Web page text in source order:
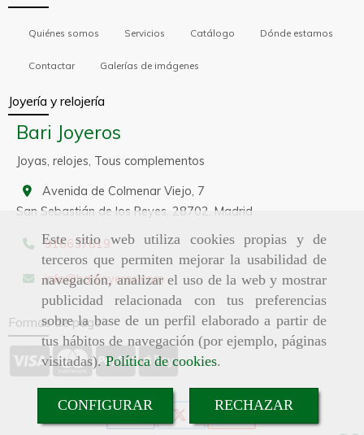
Este sitio web utiliza cookies propias y de
terceros que permiten mejorar la usabilidad de
navegación, analizar el uso de la web y mostrar
publicidad relacionada con tus preferencias
sobre la base de un perfil elaborado a partir de
tus hábitos de navegación (por ejemplo, páginas
visitadas).Política de cookies.
CONFIGURAR RECHAZAR
Quiénes somos Servicios Catálogo Dónde estamos
Contactar Galerías de imágenes
Joyería y relojería
Bari Joyeros
Joyas, relojes, Tous complementos
Avenida de Colmenar Viejo, 7
San Sebastián de los Reyes, 28702, Madrid
916637819
info barijoyeros.com
Formas de pago